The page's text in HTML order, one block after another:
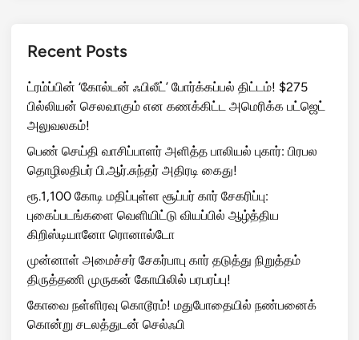
ல்
Recent Posts
ட்ரம்ப்பின் ‘கோல்டன் ஃபிலீட்’ போர்க்கப்பல் திட்டம்! $275
பில்லியன் செலவாகும் என கணக்கிட்ட அமெரிக்க பட்ஜெட்
அலுவலகம்!
பெண் செய்தி வாசிப்பாளர் அளித்த பாலியல் புகார்: பிரபல
தொழிலதிபர் பி.ஆர்.சுந்தர் அதிரடி கைது!
ரூ.1,100 கோடி மதிப்புள்ள சூப்பர் கார் சேகரிப்பு:
புகைப்படங்களை வெளியிட்டு வியப்பில் ஆழ்த்திய
கிறிஸ்டியானோ ரொனால்டோ
முன்னாள் அமைச்சர் சேகர்பாபு கார் தடுத்து நிறுத்தம்
திருத்தணி முருகன் கோயிலில் பரபரப்பு!
கோவை நள்ளிரவு கொடூரம்! மதுபோதையில் நண்பனைக்
கொன்று சடலத்துடன் செல்ஃபி